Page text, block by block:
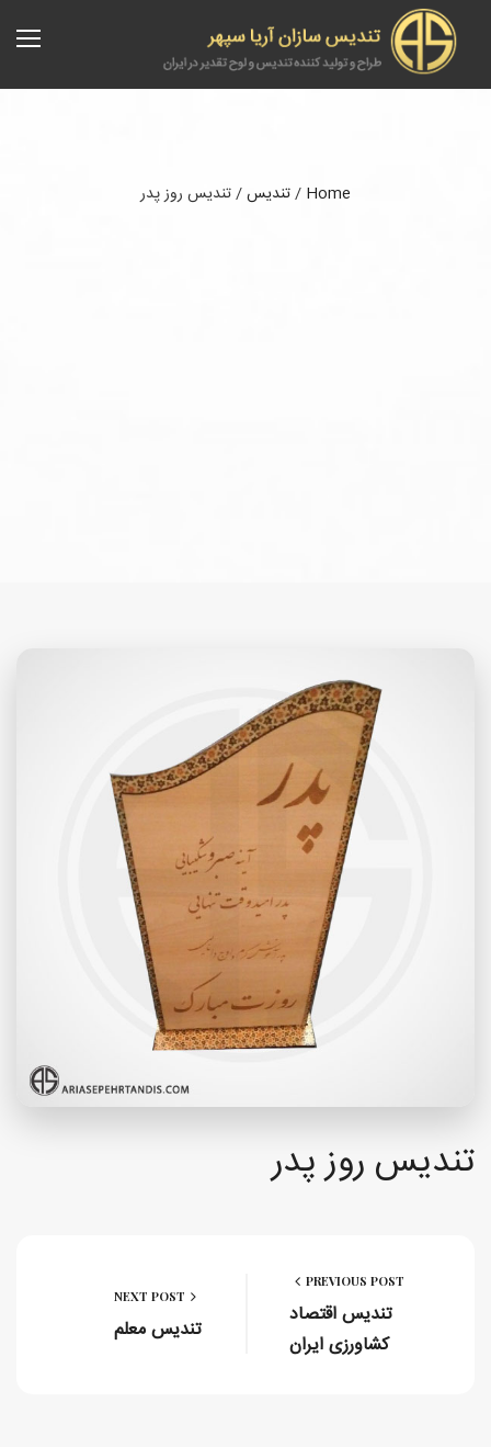
Home
/تندیس/تندیس روز پدر
تندیس روز پدر
PREVIOUS POST
تندیس اقتصاد
کشاورزی ایران
NEXT POST
تندیس معلم